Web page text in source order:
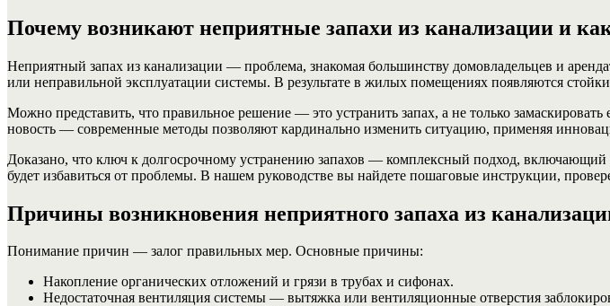
Почему возникают неприятные запахи из канализации и
Неприятный запах из канализации — проблема, знакомая большинству домовладельцев и
или неправильной эксплуатации системы. В результате в жилых помещениях появляются
Можно представить, что правильное решение — это устранить запах, а не только
новость — современные методы позволяют кардинально изменить ситуацию, применяя
Доказано, что ключ к долгосрочному устранению запахов — комплексный подход,
будет избавиться от проблемы. В нашем руководстве вы найдете пошаговые инструкции,
Причины возникновения неприятного запаха из
Понимание причин — залог правильных мер. Основные причины:
Накопление органических отложений и грязи в трубах и сифонах.
Недостаточная вентиляция системы — вытяжка или вентиляционные отверстия